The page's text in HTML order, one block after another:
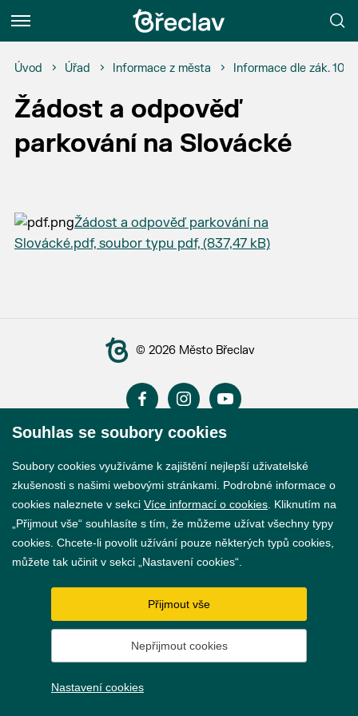
Menu
Úvod Úřad Informace z města Informace dle zák.
Žádost a odpověď
parkování na Slovácké
Žádost a odpověď parkování na
Slovácké.pdf, soubor typu pdf, (837,47 kB)
© 2026 Město Břeclav
GDPR
Souhlas se soubory cookies
Soubory cookies využíváme k zajištění nejlepší uživatelské
zkušenosti s našimi webovými stránkami. Podrobné informace o
cookies naleznete v sekci Více informací o cookies . Kliknutím na
„Přijmout vše“ souhlasíte s tím, že můžeme užívat všechny typy
cookies. Chcete-li povolit užívání pouze některých typů cookies,
můžete tak učinit v sekci „Nastavení cookies“.
Přijmout vše
Nepřijmout cookies
Nastavení cookies